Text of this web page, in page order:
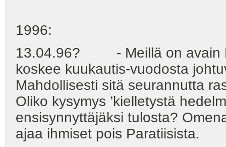
1996:
13.04.96? - Meillä on avain
koskee kuukautis-vuodosta
Mahdollisesti sitä seurannutta
Oliko kysymys ’kielletystä
ensisynnyttäjäksi tulosta?
ajaa ihmiset pois Paratiisista.